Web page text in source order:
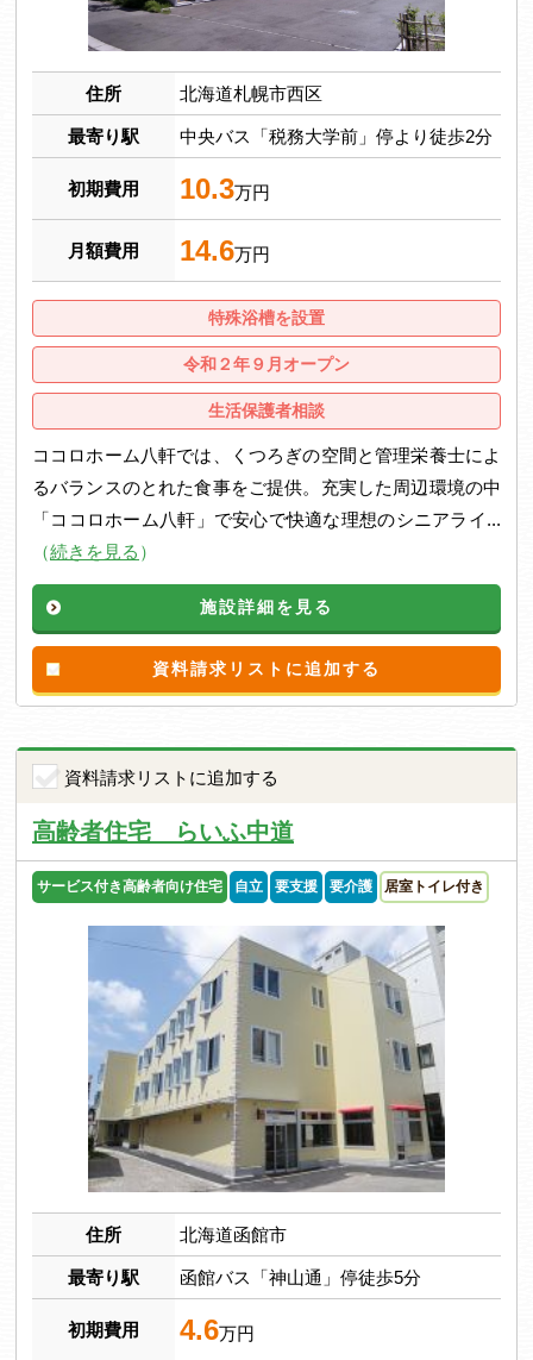
住所 北海道札幌市西区
最寄り駅 中央バス「税務大学前」停より徒歩2分
初期費用 10.3万円
月額費用 14.6万円
特殊浴槽を設置
令和２年９月オープン
生活保護者相談
ココロホーム八軒では、くつろぎの空間と管理栄養士によ
るバランスのとれた食事をご提供。充実した周辺環境の中
「ココロホーム八軒」で安心で快適な理想のシニアライ...
（続きを見る ）
施設詳細を見る
資料請求リストに追加する
資料請求リストに追加する
高齢者住宅 らいふ中道
サービス付き高齢者向け住宅 自立 要支援 要介護 居室トイレ付き
住所 北海道函館市
最寄り駅 函館バス「神山通」停徒歩5分
初期費用 4.6万円